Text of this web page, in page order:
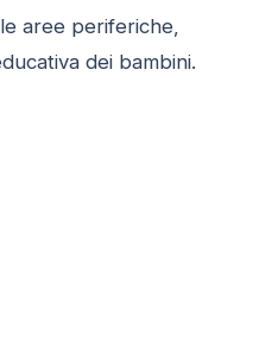
aree periferiche,
dei bambini.